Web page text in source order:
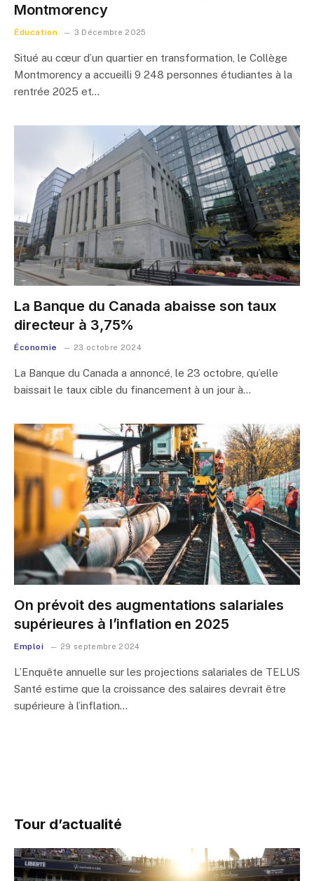
Montmorency
Éducation 3 Décembre 2025
Situé au cœur d’un quartier en transformation, le Collège
Montmorency a accueilli 9 248 personnes étudiantes à la
rentrée 2025 et…
La Banque du Canada abaisse son taux
directeur à 3,75%
Économie 23 octobre 2024
La Banque du Canada a annoncé, le 23 octobre, qu’elle
baissait le taux cible du financement à un jour à…
On prévoit des augmentations salariales
supérieures à l’inflation en 2025
Emploi 29 septembre 2024
L’Enquête annuelle sur les projections salariales de TELUS
Santé estime que la croissance des salaires devrait être
supérieure à l’inflation…
Tour d’actualité